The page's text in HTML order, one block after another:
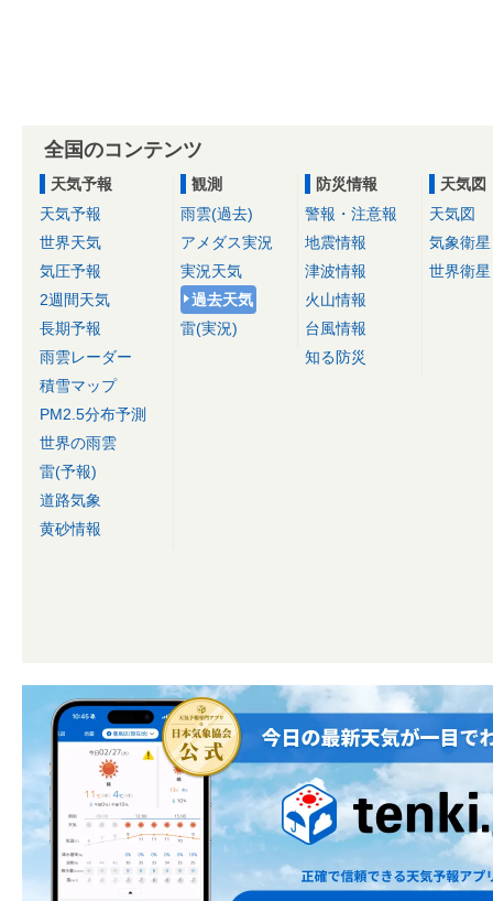
全国のコンテンツ
天気予報
天気予報
世界天気
気圧予報
2週間天気
長期予報
雨雲レーダー
積雪マップ
PM2.5分布予測
世界の雨雲
雷(予報)
道路気象
黄砂情報
観測
雨雲(過去)
アメダス実況
実況天気
過去天気
雷(実況)
防災情報
警報・注意報
地震情報
津波情報
火山情報
台風情報
知る防災
天気図
天気図
気象衛星
世界衛星